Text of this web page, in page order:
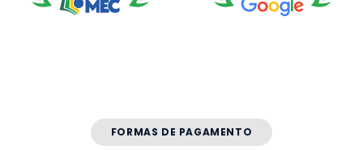
FORMAS DE PAGAMENTO